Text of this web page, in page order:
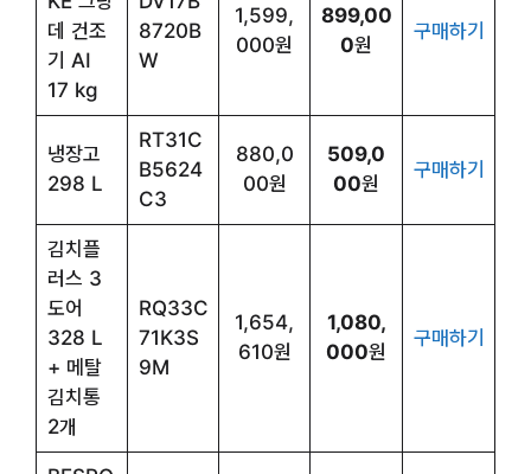
데 건조
기 AI
17 kg
8720B
W
1,599,
000원
899,00
0원
구매하기
냉장고
298 L
RT31C
B5624
C3
880,0
00원
509,0
00원
구매하기
김치플
러스 3
도어
328 L
+ 메탈
김치통
2개
RQ33C
71K3S
9M
1,654,
610원
1,080,
000원
구매하기